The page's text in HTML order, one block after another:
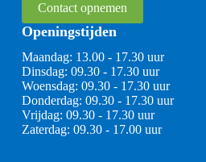
Contact opnemen
Openingstijden
Maandag: 13.00 - 17.30 uur
Dinsdag: 09.30 - 17.30 uur
Woensdag: 09.30 - 17.30 uur
Donderdag: 09.30 - 17.30 uur
Vrijdag: 09.30 - 17.30 uur
Zaterdag: 09.30 - 17.00 uur